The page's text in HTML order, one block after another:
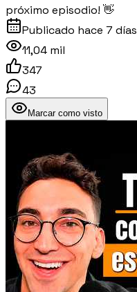
próximo episodio! 👋
Publicado hace 7 días
11,04 mil
347
43
Marcar como visto